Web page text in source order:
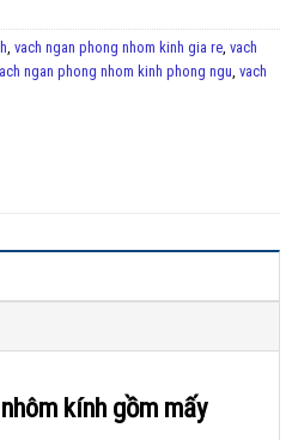
, vach ngan phong nhom kinh gia re, vach
ngan phong nhom kinh phong ngu, vach
kính gồm mấy